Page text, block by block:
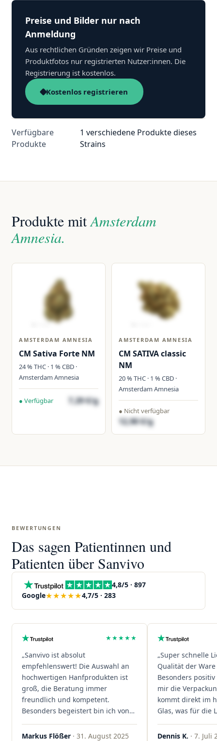
Preise und Bilder nur nach
Anmeldung
Aus rechtlichen Gründen zeigen wir Preise und
Produktfotos nur registrierten Nutzer:innen. Die
Registrierung ist kostenlos.
Kostenlos registrieren
Verfügbare
Produkte
1 verschiedene Produkte dieses
Strains
Produkte mitAmsterdam
Amnesia.
AMSTERDAM AMNESIA
CM Sativa Forte NM
24 % THC · 1 % CBD ·
Amsterdam Amnesia
● Verfügbar 7,29 €/g
AMSTERDAM AMNESIA
CM SATIVA classic
NM
20 % THC · 1 % CBD ·
Amsterdam Amnesia
● Nicht verfügbar
12,90 €/g
BEWERTUNGEN
Das sagen Patientinnen und
Patienten über Sanvivo
4,8/5 · 897
Google★★★★★4,7/5 · 283
★★★★★
„Sanvivo ist absolut
empfehlenswert! Die Auswahl an
hochwertigen Hanfprodukten ist
groß, die Beratung immer
freundlich und kompetent.
Besonders begeistert bin ich von
der schnellen Rezeptannahme –
alles läuft unkompliziert und
Markus Flößer · 31. August 2025
„Super schnelle
Qualität der
Besonders
mir die
kommt direkt im
Glas, was für die
ist. Ich bestelle
wieder!"
Dennis K. · 7. Juli